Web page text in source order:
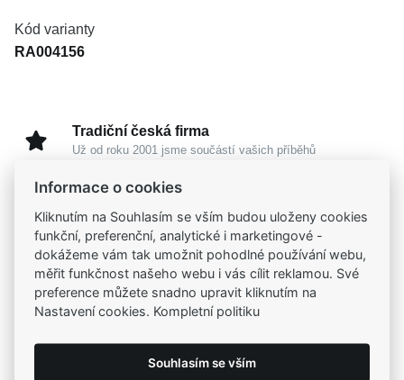
Kód varianty
RA004156
Tradiční česká firma
Už od roku 2001 jsme součástí vašich příběhů
Na našem e-shopu máte výběr z tisíců šperků
Garance vysoké kvality
Certifikáty původu a kvality k vybraným šperkům
Kamenné prodejny
Zastavte se do jedné z našich4 prodejen
Informace o cookies
Kliknutím na Souhlasím se vším budou uloženy cookies
funkční, preferenční, analytické i marketingové -
dokážeme vám tak umožnit pohodlné používání webu,
měřit funkčnost našeho webu i vás cílit reklamou. Své
preference můžete snadno upravit kliknutím na
Nastavení cookies. Kompletní politiku
Souhlasím se vším